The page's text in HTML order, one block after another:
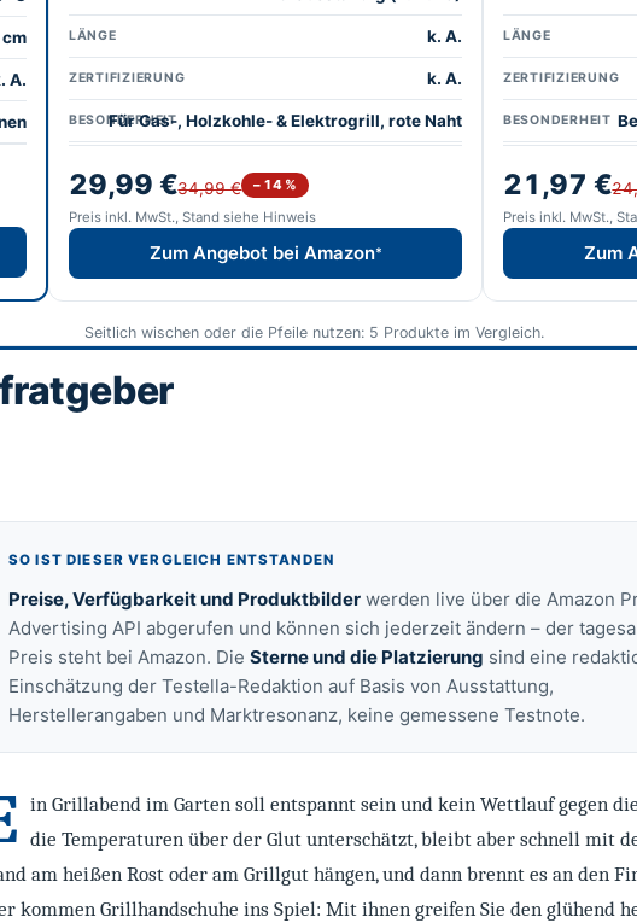
A.
LÄNGE k. A.
ZERTIFIZIERUNG k. A.
BESONDERHEIT
Für Gas-, Holzkohle- & Elektrogrill, rote Naht
29,99 €34,99 €
−14 %
Preis inkl. MwSt., Stand siehe Hinweis
Zum Angebot bei Amazon*
LÄNGE
ZERTIFIZIERUNG
BESONDERHEIT
21,97 €
Preis inkl. MwSt.,
Zum
Seitlich wischen oder die Pfeile nutzen: 5 Produkte im Vergleich.
SO IST DIESER VERGLEICH ENTSTANDEN
Preise, Verfügbarkeit und Produktbilder werden live über die Amazon
Advertising API abgerufen und können sich jederzeit ändern – der
Preis steht bei Amazon. Die Sterne und die Platzierung sind eine
Einschätzung der Testella-Redaktion auf Basis von Ausstattung,
Herstellerangaben und Marktresonanz, keine gemessene Testnote.
in Grillabend im Garten soll entspannt sein und kein Wettlauf gegen
die Temperaturen über der Glut unterschätzt, bleibt aber schnell mit
am heißen Rost oder am Grillgut hängen, und dann brennt es an den
kommen Grillhandschuhe ins Spiel: Mit ihnen greifen Sie den glühend